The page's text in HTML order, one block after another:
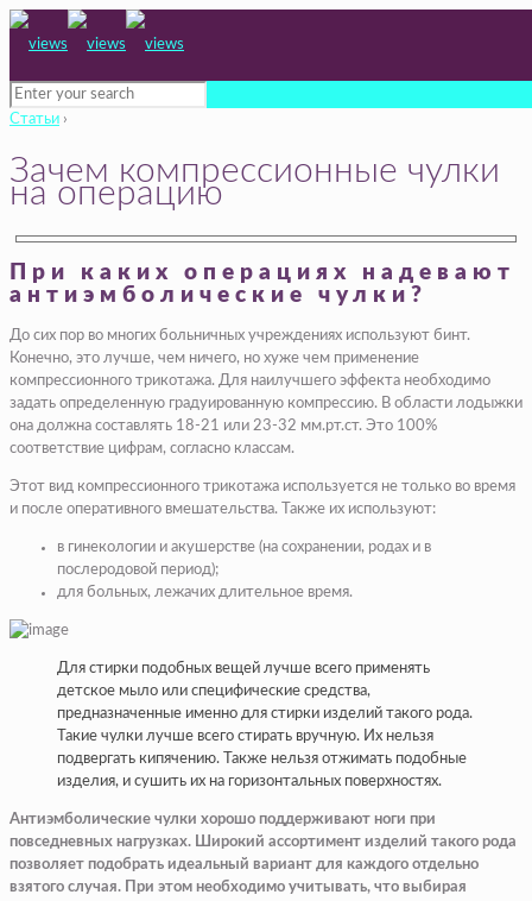
Статьи ›
Зачем компрессионные чулки
на операцию
При каких операциях надевают
антиэмболические чулки?
До сих пор во многих больничных учреждениях используют бинт.
Конечно, это лучше, чем ничего, но хуже чем применение
компрессионного трикотажа. Для наилучшего эффекта необходимо
задать определенную градуированную компрессию. В области лодыжки
она должна составлять 18-21 или 23-32 мм.рт.ст. Это 100%
соответствие цифрам, согласно классам.
Этот вид компрессионного трикотажа используется не только во время
и после оперативного вмешательства. Также их используют:
в гинекологии и акушерстве (на сохранении, родах и в
послеродовой период);
для больных, лежачих длительное время.
Для стирки подобных вещей лучше всего применять
детское мыло или специфические средства,
предназначенные именно для стирки изделий такого рода.
Такие чулки лучше всего стирать вручную. Их нельзя
подвергать кипячению. Также нельзя отжимать подобные
изделия, и сушить их на горизонтальных поверхностях.
Антиэмболические чулки хорошо поддерживают ноги при
повседневных нагрузках. Широкий ассортимент изделий такого рода
позволяет подобрать идеальный вариант для каждого отдельно
взятого случая. При этом необходимо учитывать, что выбирая